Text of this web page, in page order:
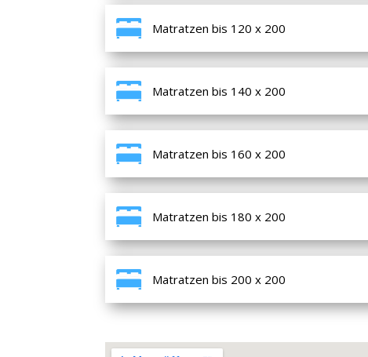
Matratzen bis 120 x 200
Matratzen bis 140 x 200
Matratzen bis 160 x 200
Matratzen bis 180 x 200
Matratzen bis 200 x 200